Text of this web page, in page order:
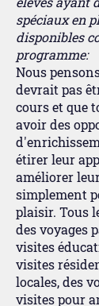
spéciaux en
disponibles
programme:
Nous
devrait pas
cours et que
avoir des
étirer leur
améliorer
simplement
plaisir. Tous
des voyages
visites
visites
locales, des
visites pour